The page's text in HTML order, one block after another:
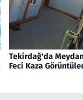
Tekirdağ'da
Feci Kaza